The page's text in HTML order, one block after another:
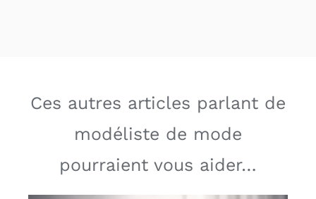
Ces autres articles parlant de
modéliste de mode
pourraient vous aider…